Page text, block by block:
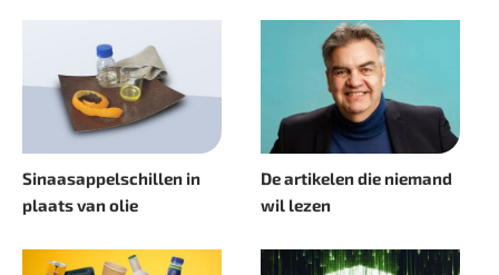
Sinaasappelschillen in
plaats van olie
De artikelen die niemand
wil lezen